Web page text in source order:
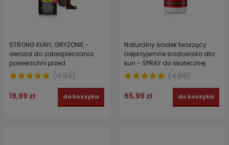
STRONG KUNY, GRYZONIE -
aerozol do zabezpieczania
powierzchni przed
zabrudzeniami NOT FOR
MARTENS 300 ml
(4.93)
19,99 zł do koszyka
Naturalny środek tworzący
nieprzyjemne środowisko dla
kun - SPRAY do skutecznej
ochrony domu i samochodu
RED KUNA 450 ml
(4.89)
65,99 zł do koszyka